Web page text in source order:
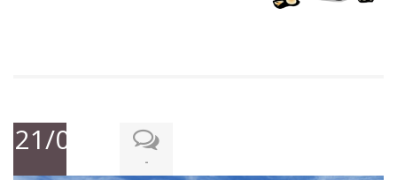
21/08/2020
-